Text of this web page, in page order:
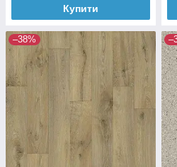
Купити
–38%